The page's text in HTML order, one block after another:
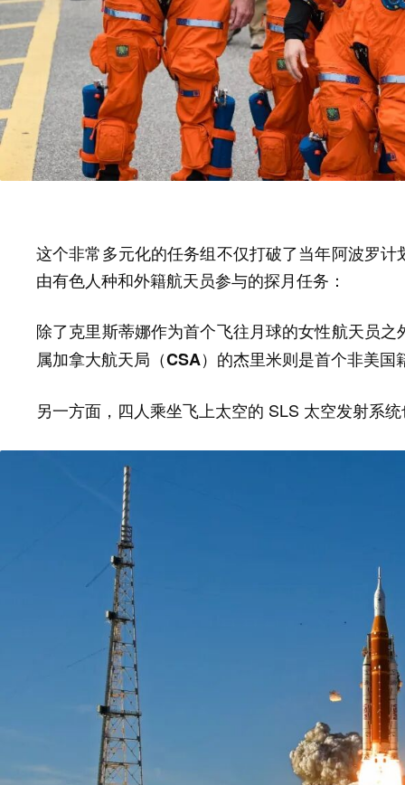
这个非常多元化的任务组不仅打破了当年阿波罗
由有色人种和外籍航天员参与的探月任务：
除了克里斯蒂娜作为首个飞往月球的女性航天员
属加拿大航天局（CSA）的杰里米则是首个非美国
另一方面，四人乘坐飞上太空的 SLS 太空发射系